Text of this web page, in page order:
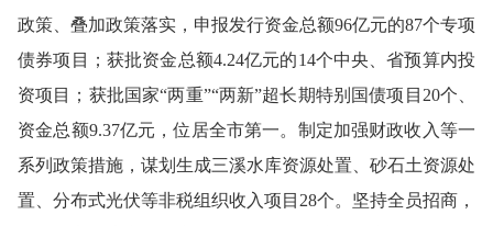
政策、叠加政策落实，申报发行资金总额96亿元的87个专项
债券项目；获批资金总额4.24亿元的14个中央、省预算内投
资项目；获批国家“两重”“两新”超长期特别国债项目20个、
资金总额9.37亿元，位居全市第一。制定加强财政收入等一
系列政策措施，谋划生成三溪水库资源处置、砂石土资源处
置、分布式光伏等非税组织收入项目28个。坚持全员招商，